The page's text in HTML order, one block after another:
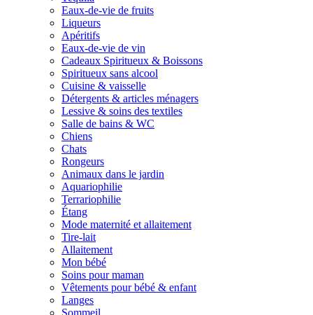
Eaux-de-vie de fruits
Liqueurs
Apéritifs
Eaux-de-vie de vin
Cadeaux Spiritueux & Boissons
Spiritueux sans alcool
Cuisine & vaisselle
Détergents & articles ménagers
Lessive & soins des textiles
Salle de bains & WC
Chiens
Chats
Rongeurs
Animaux dans le jardin
Aquariophilie
Terrariophilie
Étang
Mode maternité et allaitement
Tire-lait
Allaitement
Mon bébé
Soins pour maman
Vêtements pour bébé & enfant
Langes
Sommeil